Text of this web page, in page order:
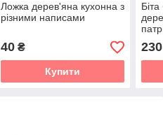
Ложка дерев'яна кухонна з
різними написами
40₴
Купити
230